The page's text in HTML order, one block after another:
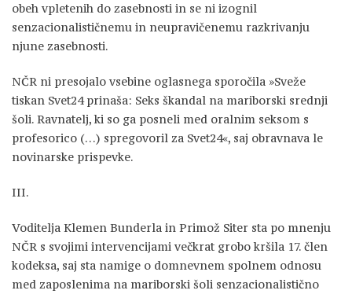
obeh vpletenih do zasebnosti in se ni izognil
senzacionalističnemu in neupravičenemu razkrivanju
njune zasebnosti.
NČR ni presojalo vsebine oglasnega sporočila »Sveže
tiskan Svet24 prinaša: Seks škandal na mariborski srednji
šoli. Ravnatelj, ki so ga posneli med oralnim seksom s
profesorico (…) spregovoril za Svet24«, saj obravnava le
novinarske prispevke.
III.
Voditelja Klemen Bunderla in Primož Siter sta po mnenju
NČR s svojimi intervencijami večkrat grobo kršila 17. člen
kodeksa, saj sta namige o domnevnem spolnem odnosu
med zaposlenima na mariborski šoli senzacionalistično